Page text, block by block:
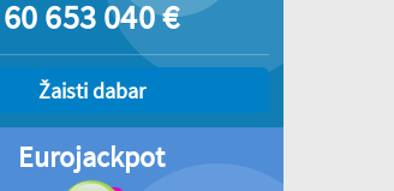
60 653 040€
Žaisti dabar
Eurojackpot